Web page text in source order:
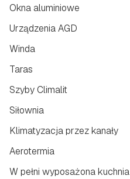
Okna aluminiowe
Urządzenia AGD
Winda
Taras
Szyby Climalit
Siłownia
Klimatyzacja przez kanały
Aerotermia
W pełni wyposażona kuchnia